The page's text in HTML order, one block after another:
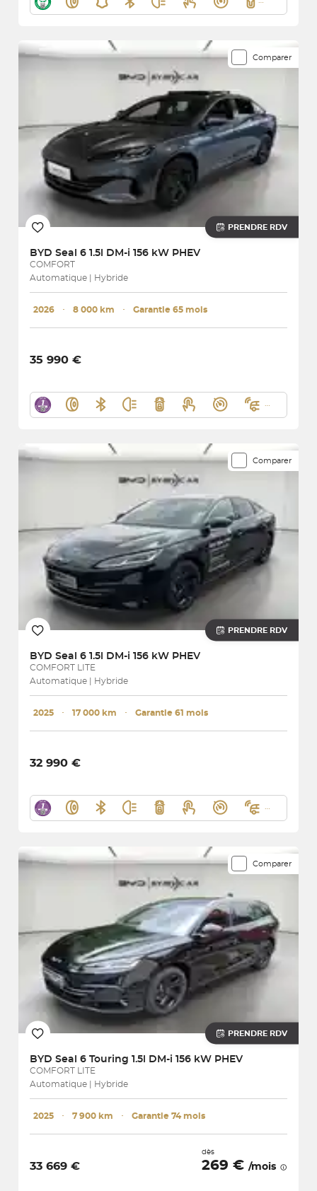
Comparer
PRENDRE RDV
BYD Seal 6 1.5l DM-i 156 kW PHEV
COMFORT
Automatique | Hybride
2026 ･ 8 000 km ･ Garantie 65 mois
35 990 €
Comparer
PRENDRE RDV
BYD Seal 6 1.5l DM-i 156 kW PHEV
COMFORT LITE
Automatique | Hybride
2025 ･ 17 000 km ･ Garantie 61 mois
32 990 €
Comparer
PRENDRE RDV
BYD Seal 6 Touring 1.5l DM-i 156 kW PHEV
COMFORT LITE
Automatique | Hybride
2025 ･ 7 900 km ･ Garantie 74 mois
33 669 €
dès
269 € /mois